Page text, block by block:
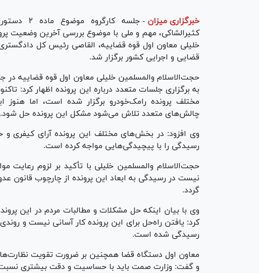
خبرگزاری میزان -
جلسه
کثیرالشاکی، مهم و ملی با موضوع بررسی آخرین وضعیت
خلیلی معاون اول قوه قضاییه، القاصی رئیس کل
قضایی و اجرایی کشور برگزار شد.
حجت‌الاسلام والمسلمین خلیلی معاون اول قوه قضاییه در
به برگزاری جلسات متعدد درباره این پرونده اظهار کرد:
مختلف پرونده رامک‌خودرو برگزار شده است، اما هنوز
چالش‌های متعدد تلاش می‌شود مشکل این پرونده حل شود.
وی افزود: در بخش‌های مختلف این پرونده آرای کیفری
رسیدگی را با پیچیدگی‌هایی مواجه کرده است.
حجت‌الاسلام والمسلمین خلیلی با تأکید بر لزوم رعایت
نیست در رسیدگی به ابعاد این پرونده از چارچوب قانون
گردد.
وی با بیان اینکه حل مشکلات و مطالبات مردم در این
کرد: یافتن راه‌حل برای این پرونده کار آسانی نیست و
رسیدگی شده است.
معاون اول دستگاه قضا همچنین بر ضرورت تقویت
و گفت: وزارت صمت باید با حساسیت و دقت بیشتری نسبت